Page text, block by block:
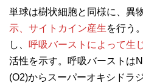
単球は樹状細胞と同様に、異
示、サイトカイン産生を行う
し、 呼吸バーストによって生
活性を示す。呼吸バーストは
(O2)からスーパーオキシドラ